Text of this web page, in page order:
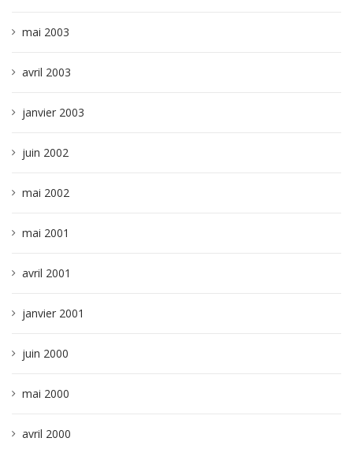
mai 2003
avril 2003
janvier 2003
juin 2002
mai 2002
mai 2001
avril 2001
janvier 2001
juin 2000
mai 2000
avril 2000